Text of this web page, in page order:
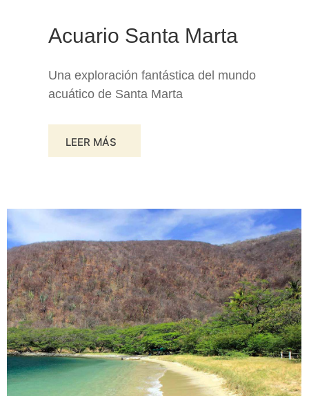
Acuario Santa Marta
Una exploración fantástica del mundo
acuático de Santa Marta
LEER MÁS